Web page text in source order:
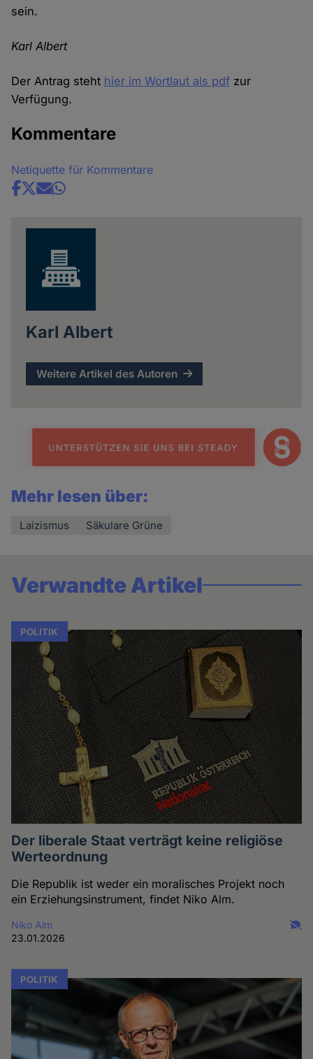
sein.
Karl Albert
Der Antrag steht hier im Wortlaut als pdf zur
Verfügung.
Kommentare
Netiquette für Kommentare
Share
Karl Albert
Weitere Artikel des Autoren
Mehr lesen über:
Laizismus Säkulare Grüne
Verwandte Artikel
POLITIK
Der liberale Staat verträgt keine religiöse
Werteordnung
Die Republik ist weder ein moralisches Projekt noch
ein Erziehungsinstrument, findet Niko Alm.
Niko Alm
23.01.2026
POLITIK
und